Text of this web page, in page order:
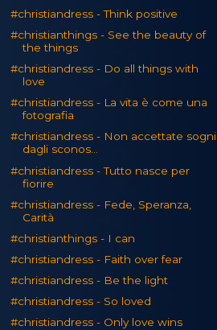
#christiandress - Think positive
#christianthings - See the beauty of
the things
#christiandress - Do all things with
love
#christiandress - La vita è come una
fotografia
#christiandress - Non accettate sogni
dagli sconos...
#christiandress - Tutto nasce per
fiorire
#christiandress - Fede, Speranza,
Carità
#christianthings - I can
#christiandress - Faith over fear
#christiandress - Be the light
#christiandress - So loved
#christiandress - Only love wins